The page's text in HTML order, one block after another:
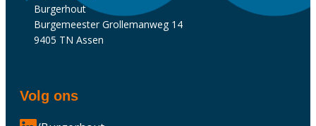
Burgerhout
Burgemeester Grollemanweg 14
9405 TN Assen
Volg ons